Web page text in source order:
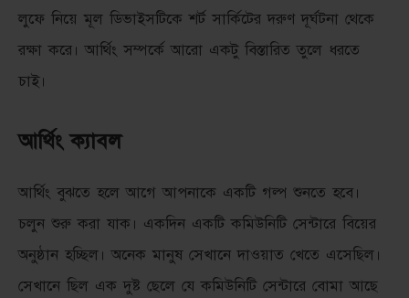
লুফে নিয়ে মূল ডিভাইসটিকে শর্ট সার্কিটের দরুণ দূর্ঘটনা থেকে
রক্ষা করে। আর্থিং সম্পর্কে আরো একটু বিস্তারিত তুলে ধরতে
চাই।
আর্থিং ক্যাবল
আর্থিং বুঝতে হলে আগে আপনাকে একটি গল্প শুনতে হবে।
চলুন শুরু করা যাক। একদিন একটি কমিউনিটি সেন্টারে বিয়ের
অনুষ্ঠান হচ্ছিল। অনেক মানুষ সেখানে দাওয়াত খেতে এসেছিল।
সেখানে ছিল এক দুষ্ট ছেলে যে কমিউনিটি সেন্টারে বোমা আছে